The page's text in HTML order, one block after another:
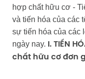
hợp chất hữu cơ -
và tiến hóa của các
sự tiến hóa của các
ngày nay. I. TIẾN
chất hữu cơ đơn